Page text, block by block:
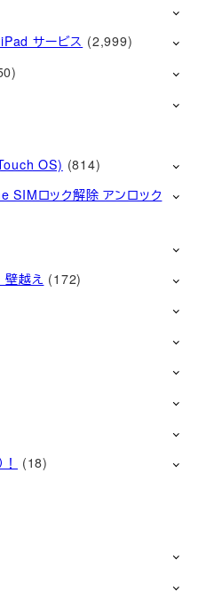
サービス (2,999)
OS) (814)
ロック解除 アンロック
壁越え (172)
(18)